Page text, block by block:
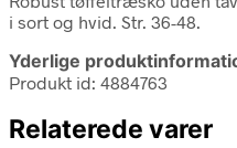
i sort og hvid. Str. 36-48.
Yderlige
Produkt id: 4884763
Relaterede varer